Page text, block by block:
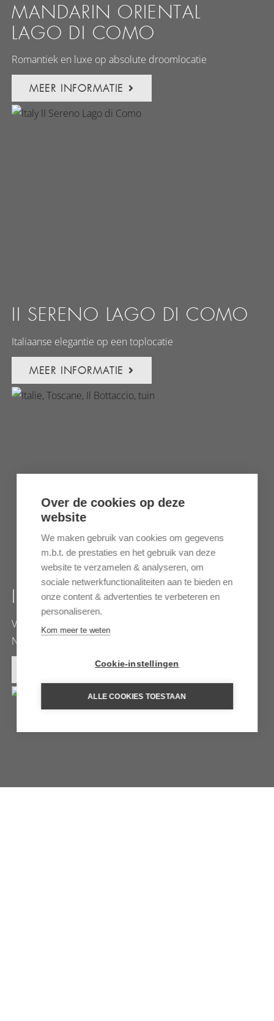
MANDARIN ORIENTAL
LAGO DI COMO
Romantiek en luxe op absolute droomlocatie
MEER INFORMATIE
II SERENO LAGO DI COMO
Italiaanse elegantie op een toplocatie
MEER INFORMATIE
IL BOTTACCIO
Verblijf in een prachtige 18-eeuwse olijfoliemolen in
Noord-Toscane
MEER INFORMATIE
Over de cookies op deze
website
We maken gebruik van cookies om gegevens
m.b.t. de prestaties en het gebruik van deze
website te verzamelen & analyseren, om
sociale netwerkfunctionaliteiten aan te bieden en
onze content & advertenties te verbeteren en
personaliseren.
Kom meer te weten
Cookie-instellingen
ALLE COOKIES TOESTAAN